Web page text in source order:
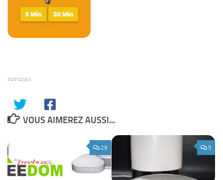
PARTAGER
VOUS AIMEREZ AUSSI...
29 5